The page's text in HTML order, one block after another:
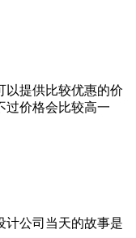
以提供比较优惠的价
过价格会比较高一
计公司当天的故事是